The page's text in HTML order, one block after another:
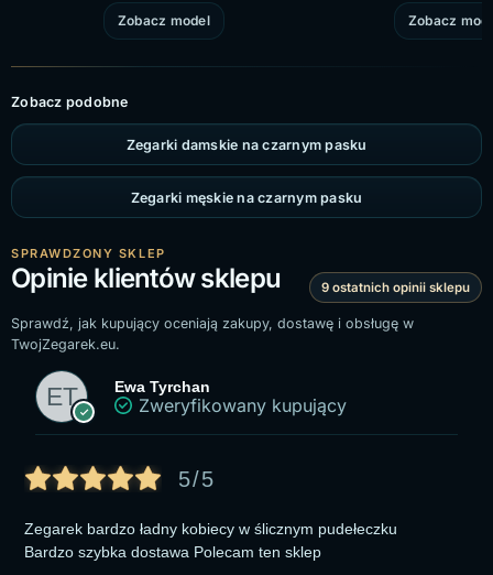
Zobacz model Zobacz
Zobacz podobne
Zegarki damskie na czarnym pasku
Zegarki męskie na czarnym pasku
SPRAWDZONY SKLEP
Opinie klientów sklepu 9 ostatnich opinii sklepu
Sprawdź, jak kupujący oceniają zakupy, dostawę i obsługę w
TwojZegarek.eu.
Ewa Tyrchan
Zweryfikowany kupujący
5/5
Zegarek bardzo ładny kobiecy w ślicznym pudełeczku
Bardzo szybka dostawa Polecam ten sklep